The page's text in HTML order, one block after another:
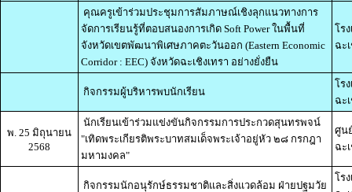
คุณครูเข้าร่วมประชุมการสัมภาษณ์เชิงลุกแนวทางการ
จัดการเรียนรู้ที่ตอบสนองการเกิด Soft Power ในพื้นที่
จังหวัดเขตพัฒนาพิเศษภาคตะวันออก (Eastern Economic
Corridor : EEC) จังหวัดฉะเชิงเทรา อย่างยั่งยืน
โร
ฉะ
กิจกรรมผู้บริหารพบนักเรียน
โร
ฉะ
พ. 25 มิถุนายน
2568
นักเรียนเข้าร่วมแข่งขันกิจกรรมการประกวดสุนทรพจน์
"เทิดพระเกียรติพระบาทสมเด็จพระเจ้าอยู่หัว ๒๘ กรกฎา
มหามงคล"
ศูน
ฉะ
กิจกรรมนักอนุรักษ์ธรรมชาติและสิ่งแวดล้อม ฝ่ายปฐมวัย
โร